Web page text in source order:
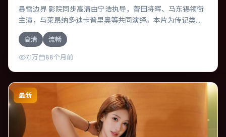
暴雪边界 影院同步高清由宁浩执导，菅田将晖、马东锡领衔
主演，与莱昂纳多·迪卡普里奥等共同演绎。本片为传记类
型，主要班底与取景来自英国。两代人的隔阂在故乡小城被
慢慢缝合。影片整体气质冷峻，节奏紧凑，人物动机清晰，
适合喜欢强情节与细腻表演的观众。
高清 流畅
7.1万 88个月前
最新